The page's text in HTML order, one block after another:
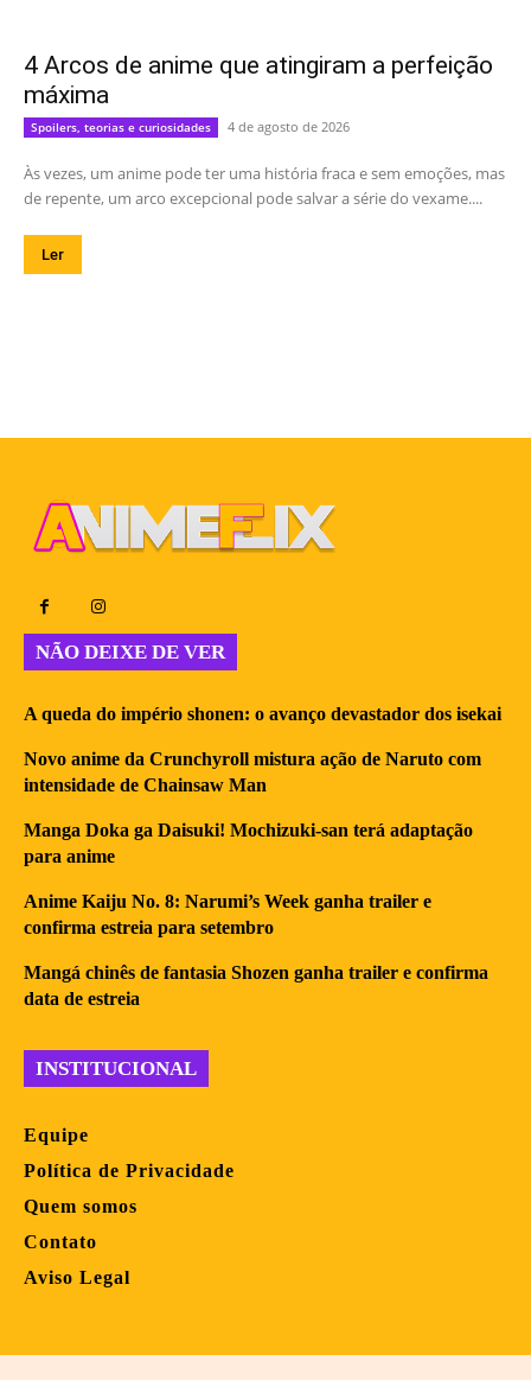
4 Arcos de anime que atingiram a perfeição
máxima
Spoilers, teorias e curiosidades 4 de agosto de 2026
Às vezes, um anime pode ter uma história fraca e sem emoções, mas
de repente, um arco excepcional pode salvar a série do vexame....
Ler
NÃO DEIXE DE VER
A queda do império shonen: o avanço devastador dos isekai
Novo anime da Crunchyroll mistura ação de Naruto com
intensidade de Chainsaw Man
Manga Doka ga Daisuki! Mochizuki-san terá adaptação
para anime
Anime Kaiju No. 8: Narumi’s Week ganha trailer e
confirma estreia para setembro
Mangá chinês de fantasia Shozen ganha trailer e confirma
data de estreia
INSTITUCIONAL
Equipe
Política de Privacidade
Quem somos
Contato
Aviso Legal